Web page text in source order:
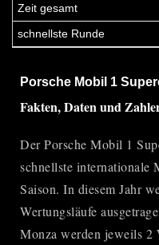
Porsche Mobil 1
Fakten, Daten und
DerPorsche Mobil 1
schnellste internationale
Saison. In diesem Jahr
Wertungsläufe
Monza werden jeweils 2